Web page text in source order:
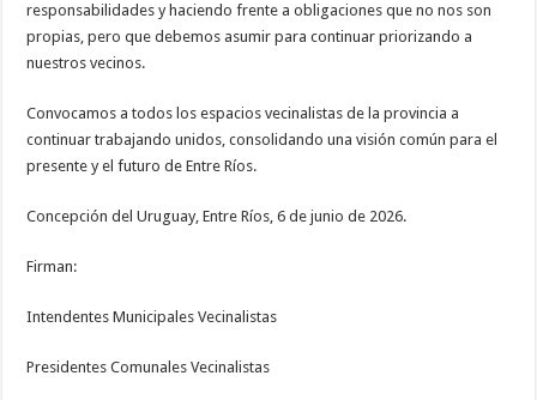
responsabilidades y haciendo frente a obligaciones que no nos son
propias, pero que debemos asumir para continuar priorizando a
nuestros vecinos.
Convocamos a todos los espacios vecinalistas de la provincia a
continuar trabajando unidos, consolidando una visión común para el
presente y el futuro de Entre Ríos.
Concepción del Uruguay, Entre Ríos, 6 de junio de 2026.
Firman:
Intendentes Municipales Vecinalistas
Presidentes Comunales Vecinalistas